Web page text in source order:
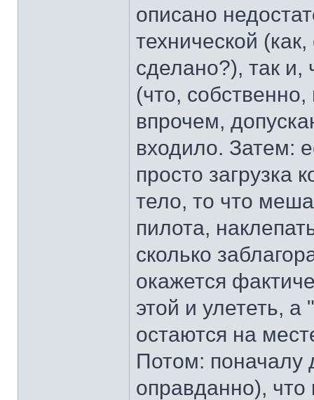
описано
технической
сделано?), так
(что,
впрочем,
входило. Затем:
просто загрузка
тело, то что
пилота,
сколько
окажется
этой и улететь,
остаются на
Потом:
оправданно), что